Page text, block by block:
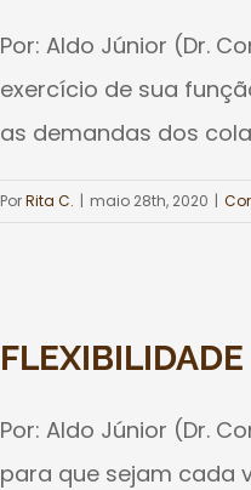
Por: Aldo Júnior (Dr.
exercício de sua
as demandas dos
PorRita C. | maio 28th, 2020 |
Por: Aldo Júnior (Dr.
para que sejam cada